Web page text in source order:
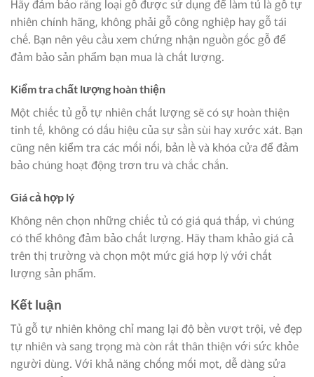
Hãy đảm bảo rằng loại gỗ được sử dụng để làm tủ là gỗ tự
nhiên chính hãng, không phải gỗ công nghiệp hay gỗ tái
chế. Bạn nên yêu cầu xem chứng nhận nguồn gốc gỗ để
đảm bảo sản phẩm bạn mua là chất lượng.
Kiểm tra chất lượng hoàn thiện
Một chiếc tủ gỗ tự nhiên chất lượng sẽ có sự hoàn thiện
tinh tế, không có dấu hiệu của sự sần sùi hay xước xát. Bạn
cũng nên kiểm tra các mối nối, bản lề và khóa cửa để đảm
bảo chúng hoạt động trơn tru và chắc chắn.
Giá cả hợp lý
Không nên chọn những chiếc tủ có giá quá thấp, vì chúng
có thể không đảm bảo chất lượng. Hãy tham khảo giá cả
trên thị trường và chọn một mức giá hợp lý với chất
lượng sản phẩm.
Kết luận
Tủ gỗ tự nhiên không chỉ mang lại độ bền vượt trội, vẻ đẹp
tự nhiên và sang trọng mà còn rất thân thiện với sức khỏe
người dùng. Với khả năng chống mối mọt, dễ dàng sửa